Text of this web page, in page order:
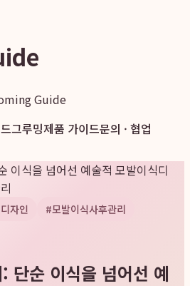
Guide
그루밍제품 가이드문의 · 협업
이식을 넘어선 예술적 모발이식디
자인 #모발이식사후관리
단순 이식을 넘어선 예